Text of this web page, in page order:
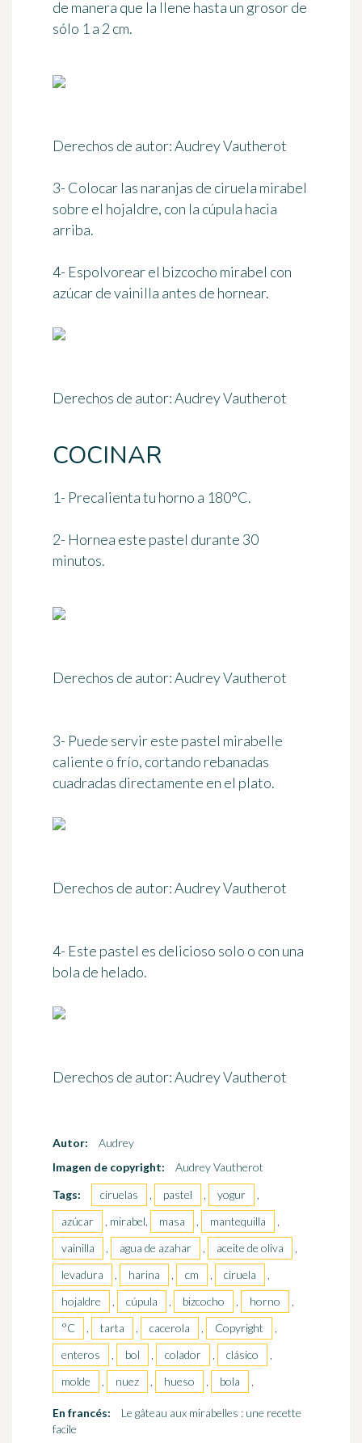
de manera que la llene hasta un grosor de
sólo 1 a 2 cm.
Derechos de autor: Audrey Vautherot
3- Colocar las naranjas de ciruela mirabel
sobre el hojaldre, con la cúpula hacia
arriba.
4- Espolvorear el bizcocho mirabel con
azúcar de vainilla antes de hornear.
Derechos de autor: Audrey Vautherot
COCINAR
1- Precalienta tu horno a 180°C.
2- Hornea este pastel durante 30
minutos.
Derechos de autor: Audrey Vautherot
3- Puede servir este pastel mirabelle
caliente o frío, cortando rebanadas
cuadradas directamente en el plato.
Derechos de autor: Audrey Vautherot
4- Este pastel es delicioso solo o con una
bola de helado.
Derechos de autor: Audrey Vautherot
Autor:
Audrey
Imagen de copyright:
Audrey Vautherot
Tags:
ciruelas , pastel , yogur
,
azúcar
, mirabel, masa , mantequilla
,
vainilla
, agua de azahar , aceite de oliva
,
levadura
, harina , cm , ciruela
,
hojaldre
, cúpula , bizcocho , horno
,
°C
, tarta , cacerola , Copyright
,
enteros
, bol , colador , clásico
,
molde
, nuez , hueso , bola ,
En francés:
Le gâteau aux mirabelles : une recette
facile